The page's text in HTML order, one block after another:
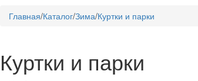
Главная/Каталог/Зима/Куртки и парки
Куртки и парки